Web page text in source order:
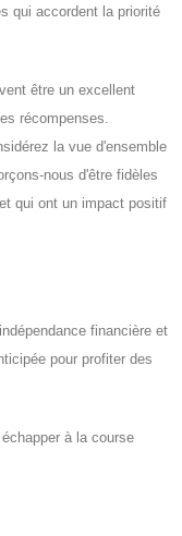
qui accordent la priorité
être un excellent
récompenses.
la vue d'ensemble
nous d'être fidèles
qui ont un impact positif
financière et
pour profiter des
à la course